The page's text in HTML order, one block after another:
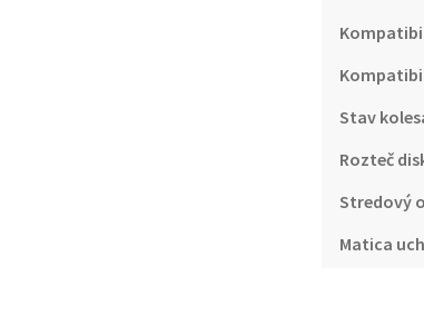
Stav
Rozteč
Stredový
Matica